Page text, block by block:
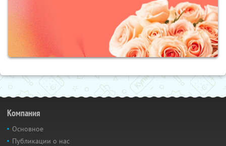
Компания
Основное
Публикации о нас